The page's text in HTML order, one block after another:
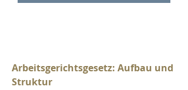
Arbeitsgerichtsgesetz: Aufbau und
Struktur